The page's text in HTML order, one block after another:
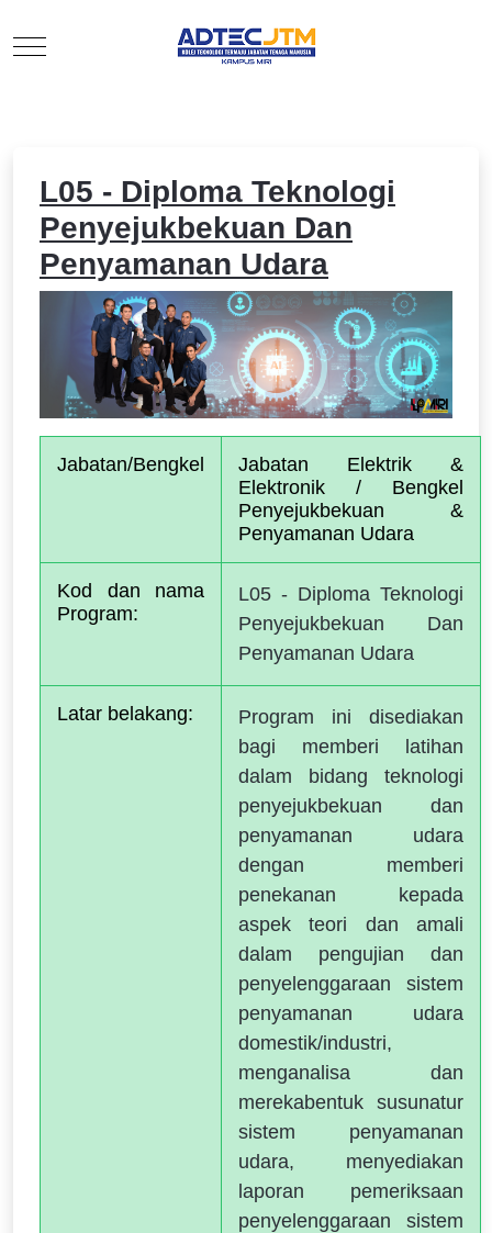
Mobile Menu Toggle
L05 - Diploma Teknologi
Penyejukbekuan Dan
Penyamanan Udara
Jabatan/Bengkel
Jabatan Elektrik &
Elektronik / Bengkel
Penyejukbekuan &
Penyamanan Udara
Kod dan nama
Program:
L05 - Diploma Teknologi
Penyejukbekuan Dan
Penyamanan Udara
Latar belakang:
Program ini disediakan
bagi memberi latihan
dalam bidang teknologi
penyejukbekuan dan
penyamanan udara
dengan memberi
penekanan kepada
aspek teori dan amali
dalam pengujian dan
penyelenggaraan sistem
penyamanan udara
domestik/industri,
menganalisa dan
merekabentuk susunatur
sistem penyamanan
udara, menyediakan
laporan pemeriksaan
penyelenggaraan sistem